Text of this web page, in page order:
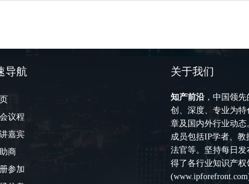
导航
议程
嘉宾
商
参加
关于我们
知产前沿 ，中国领
创、深度、专业为
章及国内外行业动态
成员包括IP学者、
法官等。坚持每日
得了各行业知识产权
(www.ipforefront.com